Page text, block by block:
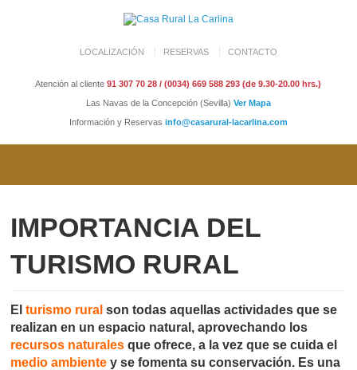
LOCALIZACIÓN RESERVAS CONTACTO
Atención al cliente 91 307 70 28 / (0034) 669 588 293 (de 9.30-20.00 hrs.)
Las Navas de la Concepción (Sevilla) Ver Mapa
Información y Reservas info@casarural-lacarlina.com
IMPORTANCIA DEL
TURISMO RURAL
Elturismo rural son todas aquellas actividades que se
realizan en un espacio natural, aprovechando los
recursos naturales que ofrece, a la vez que se cuida el
medio ambiente y se fomenta su conservación. Es una